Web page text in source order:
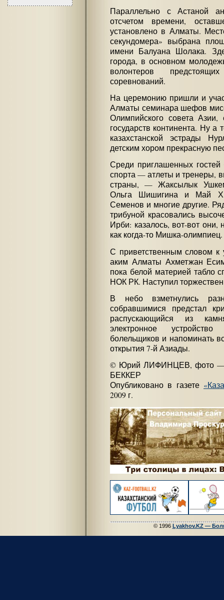
Параллельно с Астаной
отсчетом времени,
установлено в Алматы.
секундомера» выбрана
имени Балуана Шолака.
города, в основном
волонтеров
соревнований.
На церемонию пришли и
Алматы семинара шефов
Олимпийского совета Азии,
государств континента. Ну а
казахстанской эстрады
детским хором прекрасную
Среди приглашенных гостей
спорта — атлеты и тренеры,
страны, — Жаксылык
Ольга Шишигина и Май
Семенов и многие другие.
трибуной красовались
Ирби: казалось, вот-вот
как когда-то Мишка-олимпиец.
С приветственным словом к
аким Алматы Ахметжан
пока белой материей табло
НОК РК. Наступил
В небо взметнулись
собравшимися предстал
распускающийся из
электронное
болельщиков и напоминать
открытия 7-й Азиады.
© Юрий ЛИФИНЦЕВ, фото
БЕККЕР
Опубликовано в газете
2009 г.
© 1996 Lyakhov.KZ —